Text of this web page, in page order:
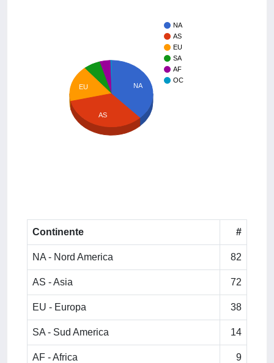
NA
AS
EU
SA
AF
OC
NA
EU
AS
Continente #
NA - Nord America 82
AS - Asia 72
EU - Europa 38
SA - Sud America 14
AF - Africa 9